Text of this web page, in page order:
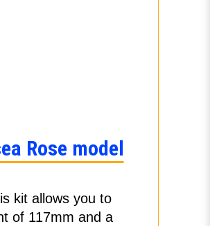
Rose model
kit allows you to
of 117mm and a